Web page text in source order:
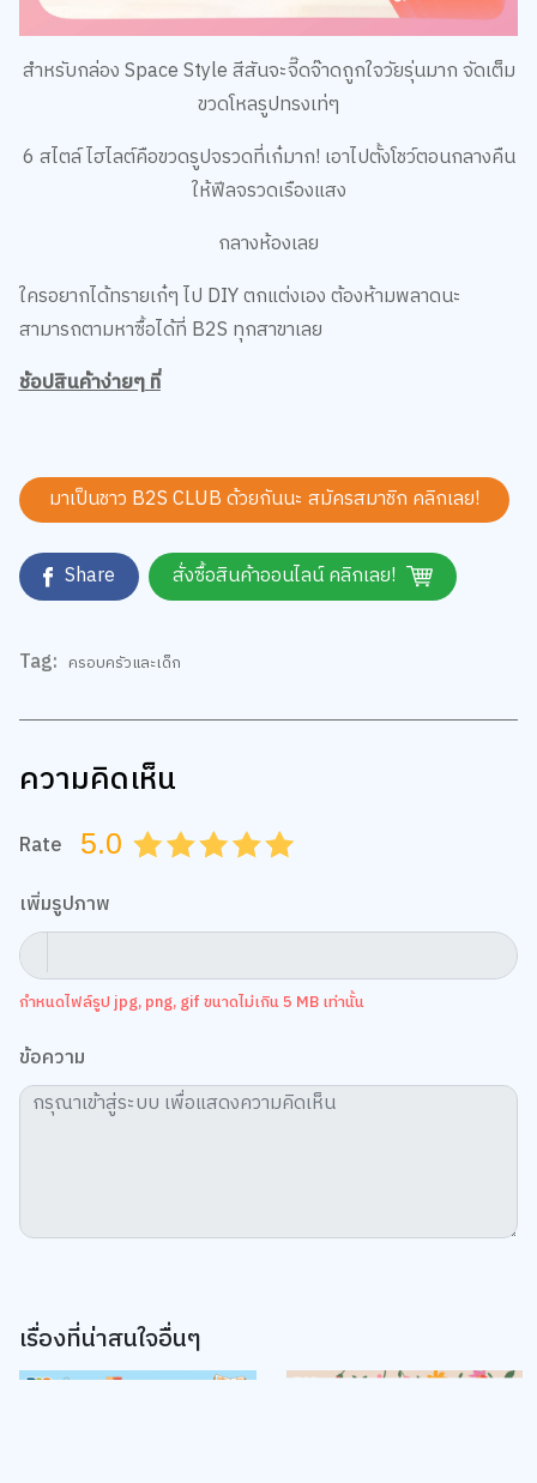
สำหรับกล่อง Space Style สีสันจะจี๊ดจ๊าดถูกใจวัยรุ่นมาก จัดเต็ม
ขวดโหลรูปทรงเท่ๆ
6 สไตล์ ไฮไลต์คือขวดรูปจรวดที่เก๋มาก! เอาไปตั้งโชว์ตอนกลางคืน
ให้ฟีลจรวดเรืองแสง
กลางห้องเลย
ใครอยากได้ทรายเก๋ๆ ไป DIY ตกแต่งเอง ต้องห้ามพลาดนะ
สามารถตามหาซื้อได้ที่ B2S ทุกสาขาเลย
ช้อปสินค้าง่ายๆ ที่
มาเป็นชาว B2S CLUB ด้วยกันนะ สมัครสมาชิก คลิกเลย!
Share สั่งซื้อสินค้าออนไลน์ คลิกเลย!
Tag: ครอบครัวและเด็ก
ความคิดเห็น
Rate 5.0 4.5
4.0
3.5
3.0
2.5
2.0
1.5
1.0
0.5
เพิ่มรูปภาพ
กำหนดไฟล์รูป jpg, png, gif ขนาดไม่เกิน 5 MB เท่านั้น
ข้อความ
เรื่องที่น่าสนใจอื่นๆ